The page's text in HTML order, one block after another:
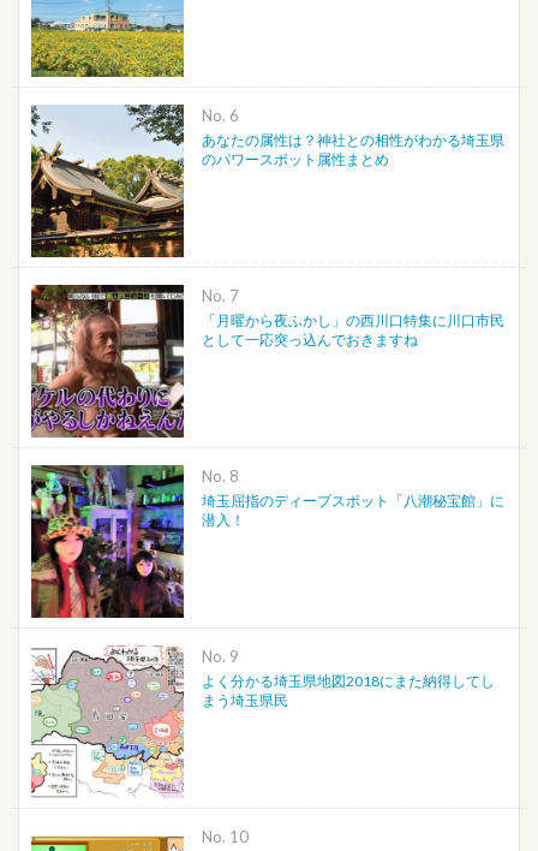
No.
あなたの属性は？神社との相性がわかる埼玉県
のパワースポット属性まとめ
No.
「月曜から夜ふかし」の西川口特集に川口市民
として一応突っ込んでおきますね
No.
埼玉屈指のディープスポット「八潮秘宝館」に
潜入！
No.
よく分かる埼玉県地図2018にまた納得してし
まう埼玉県民
No.